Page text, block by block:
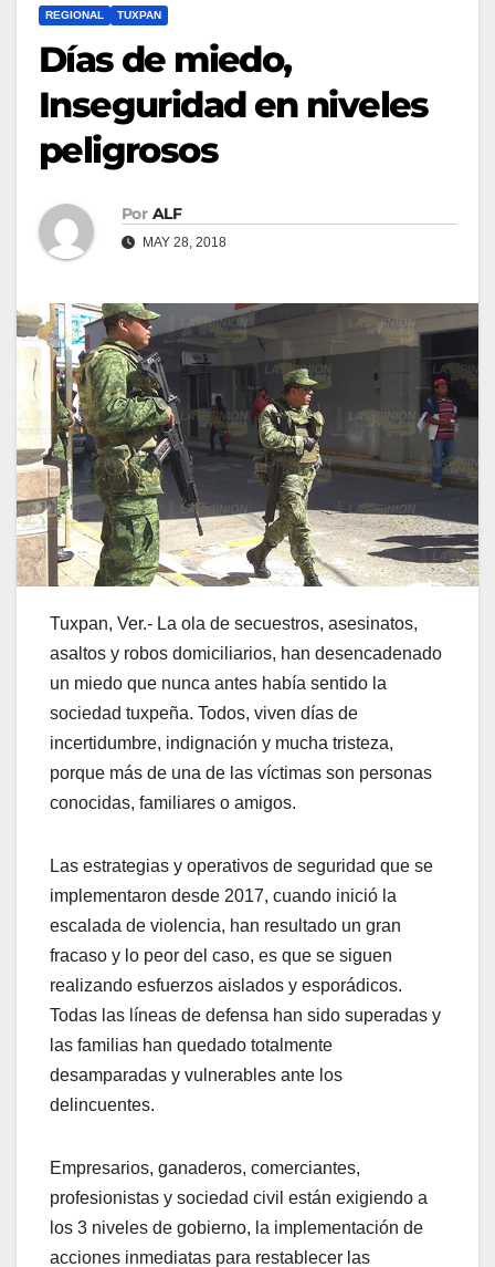
REGIONAL TUXPAN
Días de miedo,
Inseguridad en niveles
peligrosos
Por ALF
MAY 28, 2018
Tuxpan, Ver.- La ola de secuestros, asesinatos,
asaltos y robos domiciliarios, han desencadenado
un miedo que nunca antes había sentido la
sociedad tuxpeña. Todos, viven días de
incertidumbre, indignación y mucha tristeza,
porque más de una de las víctimas son personas
conocidas, familiares o amigos.
Las estrategias y operativos de seguridad que se
implementaron desde 2017, cuando inició la
escalada de violencia, han resultado un gran
fracaso y lo peor del caso, es que se siguen
realizando esfuerzos aislados y esporádicos.
Todas las líneas de defensa han sido superadas y
las familias han quedado totalmente
desamparadas y vulnerables ante los
delincuentes.
Empresarios, ganaderos, comerciantes,
profesionistas y sociedad civil están exigiendo a
los 3 niveles de gobierno, la implementación de
acciones inmediatas para restablecer las